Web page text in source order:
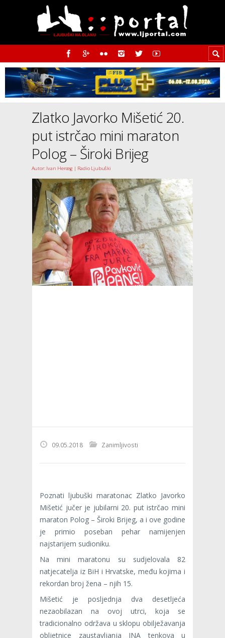
Zlatko Javorko Mišetić 20.
put istrčao mini maraton
Polog – Široki Brijeg
Autor: Ivan Herceg | Radio Ljubuški
09.05.2018 Zanimljivosti
Poznati ljubuški maratonac Zlatko Javorko
Mišetić jučer je jubilarni 20. put istrčao mini
maraton Polog – Široki Brijeg, a i ove godine
je primio poseban pehar namijenjen
najstarijem sudioniku.
Na mini maratonu su sudjelovala 82
natjecatelja iz BiH i Hrvatske, među kojima i
rekordan broj žena – njih 15.
Mišetić je posljednja dva desetljeća
nezaobilazan na ovoj utrci, koja se
tradicionalno održava u sklopu obilježavanja
obljetnice zaustavljanja JNA tenkova u